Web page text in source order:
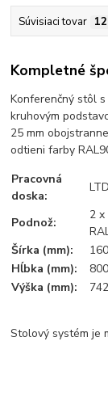
Súvisiaci tovar 12
Kompletné
Konferenčný stôl
kruhovým
25 mm
odtieni farby
Pracovná
doska:
Podnož:
2
Šírka (mm):
Hĺbka (mm):
800
Výška (mm):
742
Stolový systém je